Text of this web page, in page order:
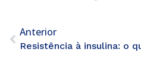
Anterior
Resistência à insulina: o